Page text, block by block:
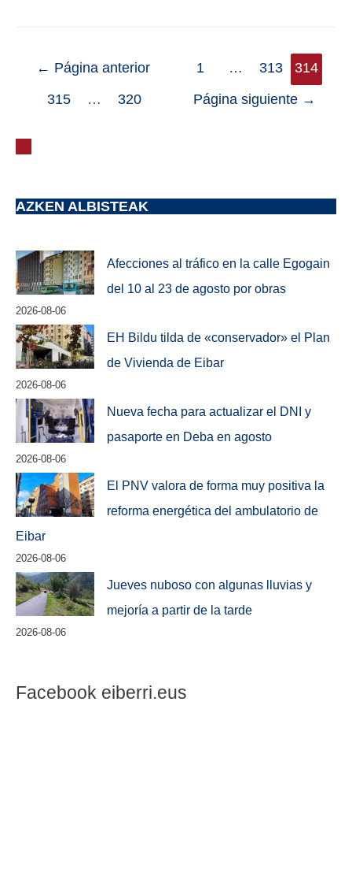
← Página anterior 1 … 313 314
315 … 320 Página siguiente →
AZKEN ALBISTEAK
Afecciones al tráfico en la calle Egogain
del 10 al 23 de agosto por obras
2026-08-06
EH Bildu tilda de «conservador» el Plan
de Vivienda de Eibar
2026-08-06
Nueva fecha para actualizar el DNI y
pasaporte en Deba en agosto
2026-08-06
El PNV valora de forma muy positiva la
reforma energética del ambulatorio de
Eibar
2026-08-06
Jueves nuboso con algunas lluvias y
mejoría a partir de la tarde
2026-08-06
Facebook eiberri.eus